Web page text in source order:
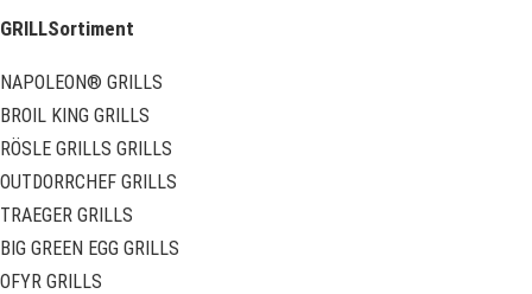
GRILLSortiment
NAPOLEON® GRILLS
BROIL KING GRILLS
RÖSLE GRILLS GRILLS
OUTDORRCHEF GRILLS
TRAEGER GRILLS
BIG GREEN EGG GRILLS
OFYR GRILLS